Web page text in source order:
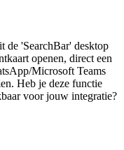
de 'SearchBar' desktop
openen, direct een
Microsoft Teams
Heb je deze functie
voor jouw integratie?